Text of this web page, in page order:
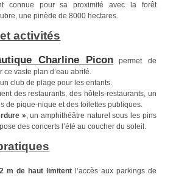
connue pour sa proximité avec la forêt
une pinède de 8000 hectares.
activités
Charline Picon permet de
ce vaste plan d’eau abrité.
club de plage pour les enfants.
des restaurants, des hôtels-restaurants, un
de pique-nique et des toilettes publiques.
», un amphithéâtre naturel sous les pins
des concerts l’été au coucher du soleil.
m de haut limitentl’accès aux parkings de